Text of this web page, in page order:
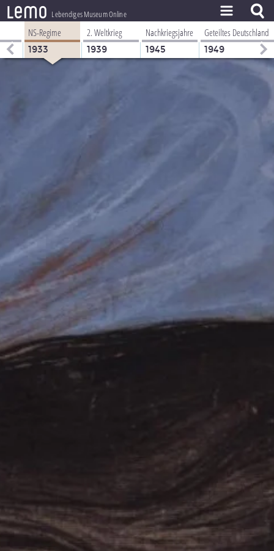
lemo Lebendiges Museum Online
ZEITSTRAHL
THEMEN
NS-Regime
1933
2. Weltkrieg
1939
Nachkriegsjahre
1945
Geteiltes Deutschland
1949